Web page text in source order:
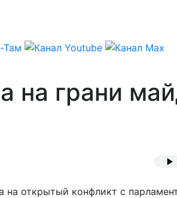
на грани
открытый конфликт с